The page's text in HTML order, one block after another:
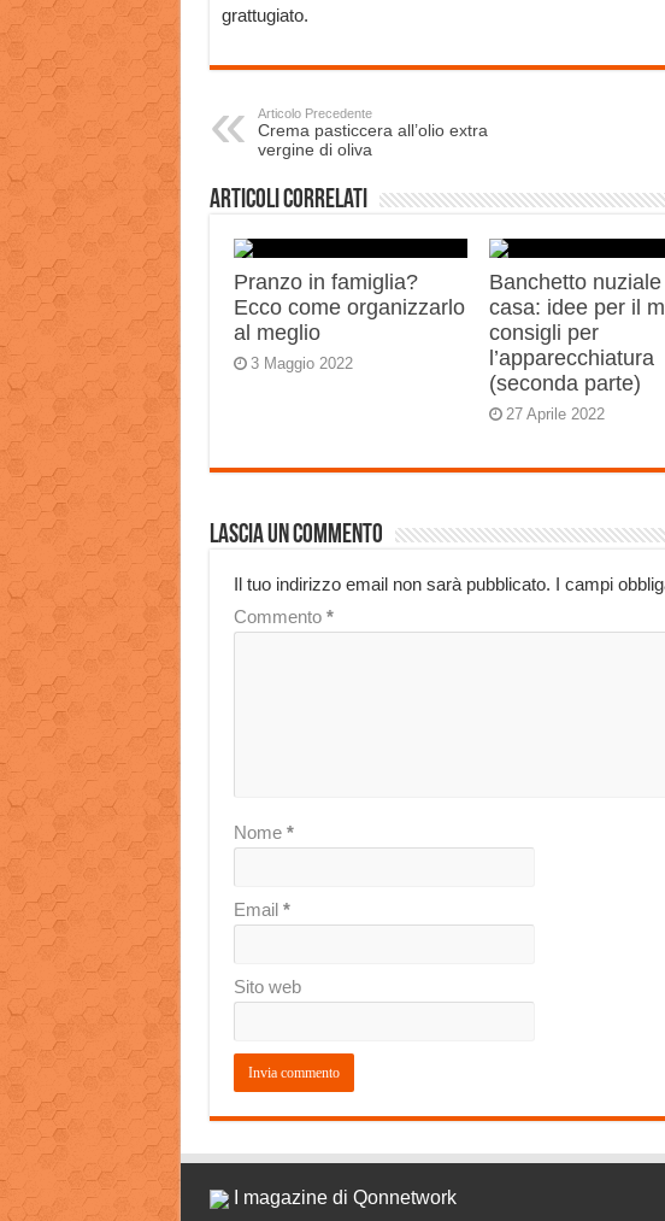
grattugiato.
Articolo Precedente
Crema pasticcera all’olio extra
vergine di oliva
Articoli correlati
Pranzo in famiglia?
Ecco come organizzarlo
al meglio
3 Maggio 2022
Banchetto nuziale
casa: idee per il
consigli per
l’apparecchiatura
(seconda parte)
27 Aprile 2022
Lascia un commento
Il tuo indirizzo email non sarà pubblicato. I campi
Commento *
Nome *
Email *
Sito web
I magazine di Qonnetwork